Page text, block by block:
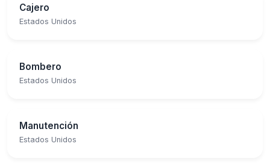
Cajero
Estados Unidos
Bombero
Estados Unidos
Manutención
Estados Unidos